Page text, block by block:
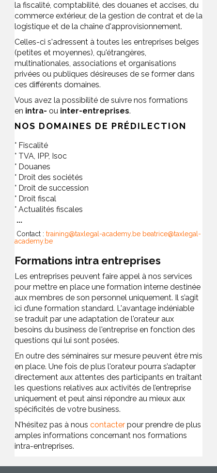
la fiscalité, comptabilité, des douanes et accises, du
commerce extérieur, de la gestion de contrat et de la
logistique et de la chaîne d'approvisionnement.
Celles-ci s'adressent à toutes les entreprises belges
(petites et moyennes), qu'étrangères,
multinationales, associations et organisations
privées ou publiques désireuses de se former dans
ces différents domaines.
Vous avez la possibilité de suivre nos formations
en intra- ou inter-entreprises.
NOS DOMAINES DE PRÉDILECTION
° Fiscalité
° TVA, IPP, Isoc
° Douanes
° Droit des sociétés
° Droit de succession
° Droit fiscal
° Actualités fiscales
...
Contact : training@taxlegal-academy.be beatrice@taxlegal-
academy.be
Formations intra entreprises
Les entreprises peuvent faire appel à nos services
pour mettre en place une formation interne destinée
aux membres de son personnel uniquement. Il s’agit
ici d’une formation standard. L'avantage indéniable
se traduit par une adaptation de l'orateur aux
besoins du business de l'entreprise en fonction des
questions qui lui sont posées.
En outre des séminaires sur mesure peuvent être mis
en place. Une fois de plus l'orateur pourra s’adapter
directement aux attentes des participants en traîtant
les questions relatives aux activités de l’entreprise
uniquement et peut ainsi répondre au mieux aux
spécificités de votre business.
N'hésitez pas à nous contacter pour prendre de plus
amples informations concernant nos formations
intra-entreprises.